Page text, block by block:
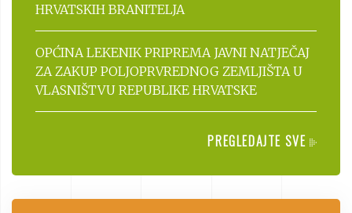
HRVATSKIH BRANITELJA
OPĆINA LEKENIK PRIPREMA JAVNI NATJEČAJ
ZA ZAKUP POLJOPRVREDNOG ZEMLJIŠTA U
VLASNIŠTVU REPUBLIKE HRVATSKE
PREGLEDAJTE SVE